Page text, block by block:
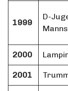
1999
D-
2000
2001